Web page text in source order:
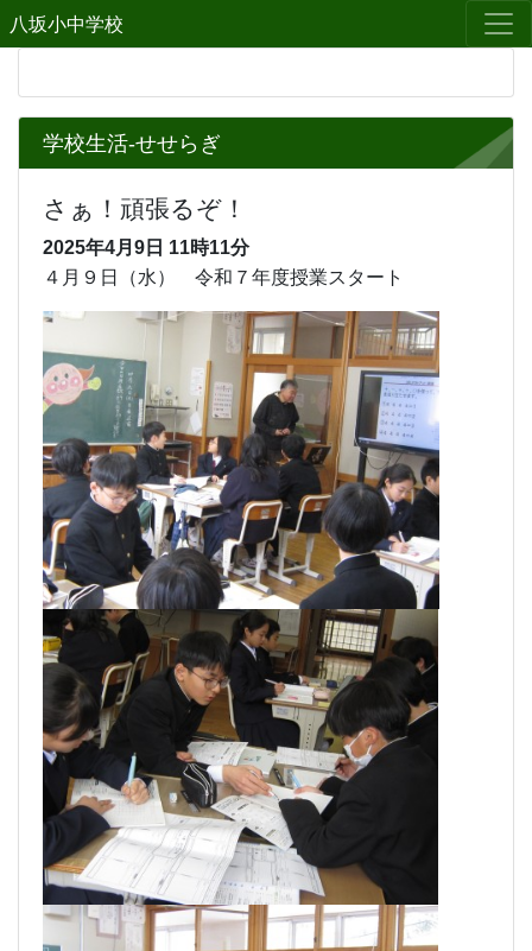
八坂小中学校
学校生活-せせらぎ
さぁ！頑張るぞ！
2025年4月9日 11時11分
４月９日（水） 令和７年度授業スタート